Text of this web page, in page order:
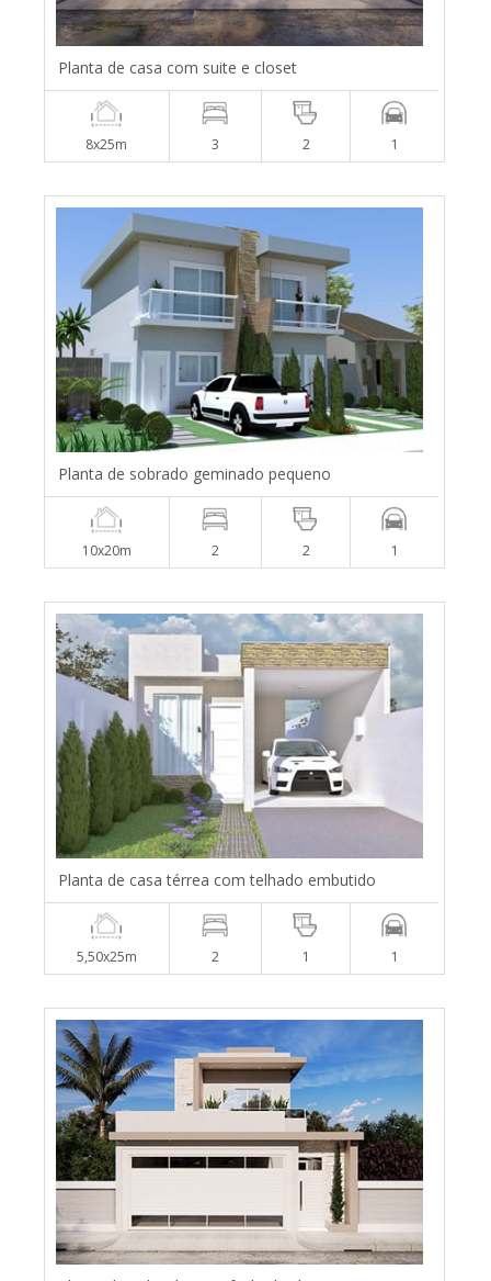
Planta de casa com suite e closet
8x25m 3 2 1
Planta de sobrado geminado pequeno
10x20m 2 2 1
Planta de casa térrea com telhado embutido
5,50x25m 2 1 1